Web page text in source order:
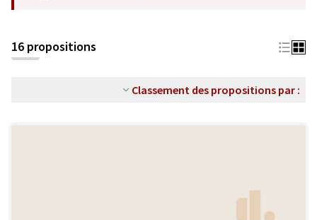
16 propositions
Classement des propositions par :